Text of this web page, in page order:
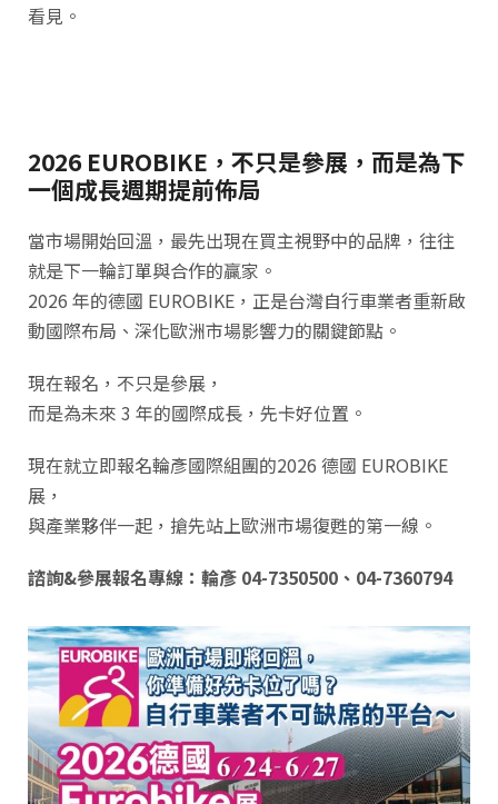
看見。
2026 EUROBIKE，不只是參展，而是為下
一個成長週期提前佈局
當市場開始回溫，最先出現在買主視野中的品牌，往往
就是下一輪訂單與合作的贏家。
2026 年的德國 EUROBIKE，正是台灣自行車業者重新啟
動國際布局、深化歐洲市場影響力的關鍵節點。
現在報名，不只是參展，
而是為未來 3 年的國際成長，先卡好位置。
現在就立即報名輪彥國際組團的2026 德國 EUROBIKE
展，
與產業夥伴一起，搶先站上歐洲市場復甦的第一線。
諮詢&參展報名專線：輪彥 04-7350500、04-7360794